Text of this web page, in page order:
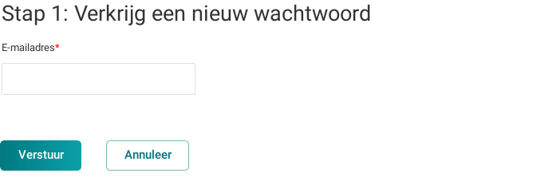
Stap 1: Verkrijg een nieuw wachtwoord
E-mailadres*
Verstuur Annuleer